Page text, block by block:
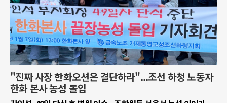
"진짜 사장 한화오션은 결단하라"...조선 하청 노동자
한화 본사 농성 돌입